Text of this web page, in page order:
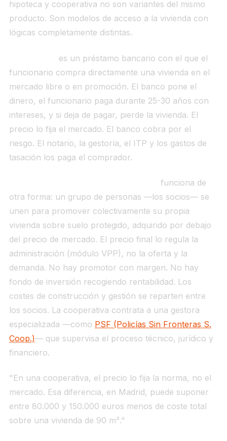
hipoteca y cooperativa no son variantes del mismo
producto. Son modelos de acceso a la vivienda con
lógicas completamente distintas.
es un préstamo bancario con el que el
funcionario compra directamente una vivienda en el
mercado libre o en promoción. El banco pone el
dinero, el funcionario paga durante 25-30 años con
intereses, y si deja de pagar, pierde la vivienda. El
precio lo fija el mercado. El banco cobra por el
riesgo. El notario, la gestoría, el ITP y los gastos de
tasación los paga el comprador.
funciona de
otra forma: un grupo de personas —los socios— se
unen para promover colectivamente su propia
vivienda sobre suelo protegido, adquirido por debajo
del precio de mercado. El precio final lo regula la
administración (módulo VPP), no la oferta y la
demanda. No hay promotor con margen. No hay
fondo de inversión recogiendo rentabilidad. Los
costes de construcción y gestión se reparten entre
los socios. La cooperativa contrata a una gestora
especializada —como PSF (Policías Sin Fronteras S.
Coop.)— que supervisa el proceso técnico, jurídico y
financiero.
"En una cooperativa, el precio lo fija la norma, no el
mercado. Esa diferencia, en Madrid, puede suponer
entre 80.000 y 150.000 euros menos de coste total
sobre una vivienda de 90 m²."